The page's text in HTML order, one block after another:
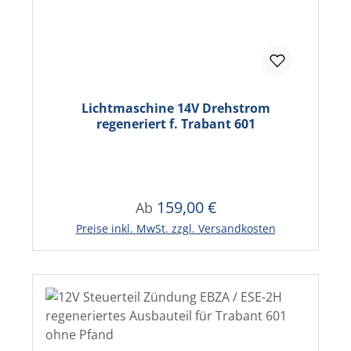
Lichtmaschine 14V Drehstrom
regeneriert f. Trabant 601
Regulärer Preis:
Ab 159,00 €
Preise inkl. MwSt. zzgl. Versandkosten